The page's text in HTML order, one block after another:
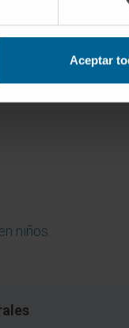
Aceptar
habitual, tienen
permite
estable
niños